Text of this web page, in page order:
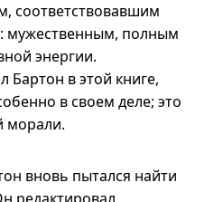
соответствовавшим
мужественным, полным
энергии.
Бартон в этой книге,
в своем деле; это
морали.
вновь пытался найти